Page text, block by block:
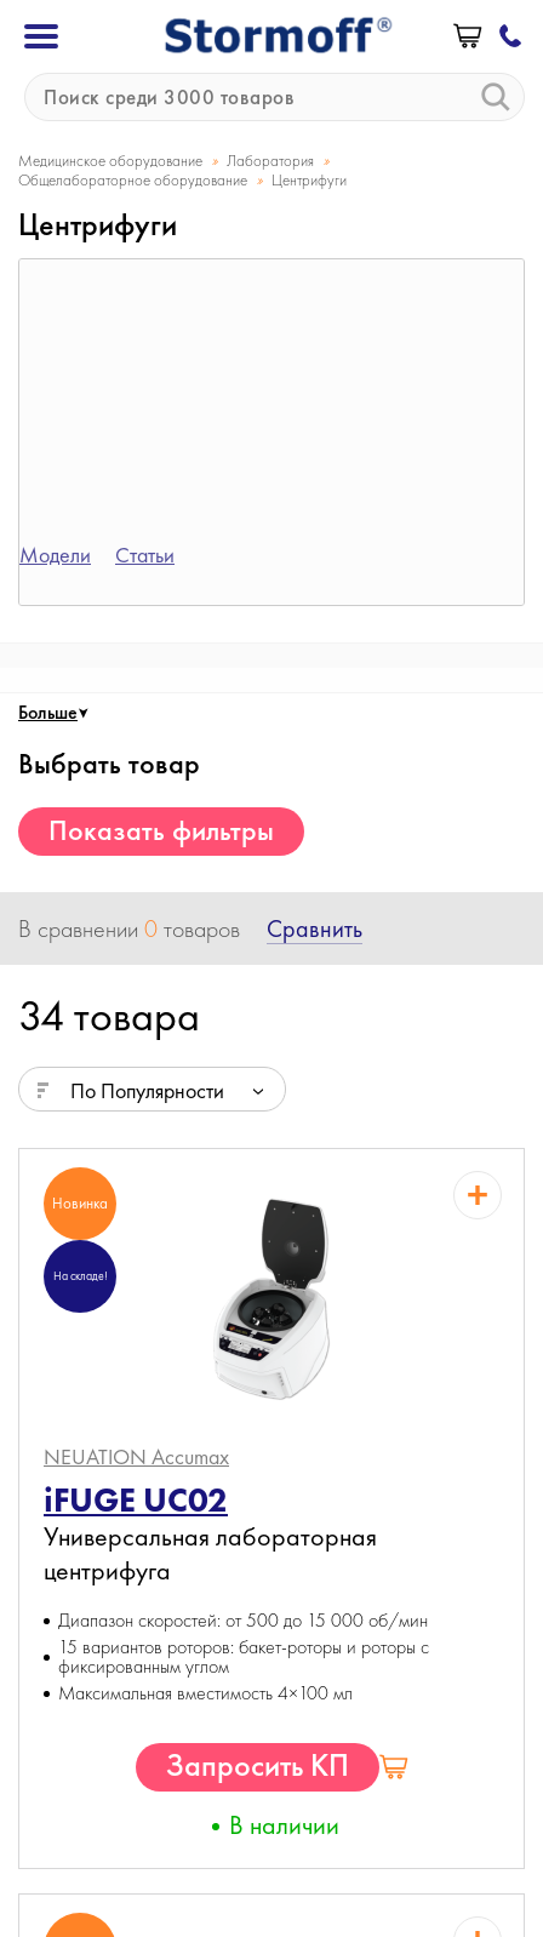
Медицинское оборудование » Лаборатория »
Общелабораторное оборудование » Центрифуги
Центрифуги
Модели Статьи
Больше
Выбрать товар
Показать фильтры
В сравнении 0товаров Сравнить
34 товара
По Популярности
Новинка
На складе!
NEUATION Accumax
iFUGE UC02
Универсальная лабораторная
центрифуга
Диапазон скоростей: от 500 до 15 000 об/мин
15 вариантов роторов: бакет-роторы и роторы с
фиксированным углом
Максимальная вместимость 4×100 мл
Запросить КП
В наличии